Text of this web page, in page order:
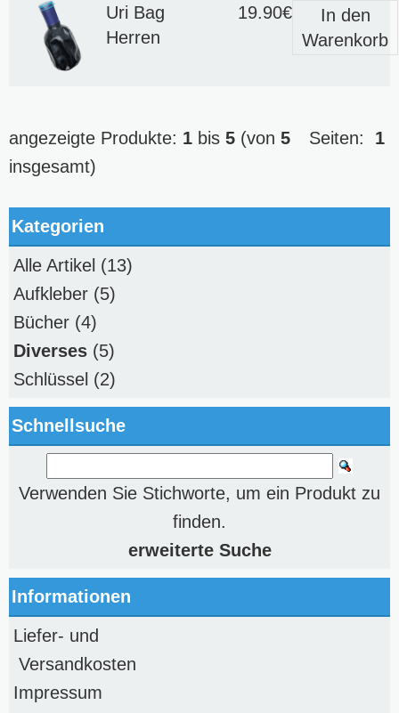
Uri Bag
Herren
19.90€
In den
Warenkorb
Seiten: 1
angezeigte Produkte: 1 bis 5 (von 5
insgesamt)
Kategorien
Alle Artikel (13)
Aufkleber (5)
Bücher (4)
Diverses (5)
Schlüssel (2)
Schnellsuche
Verwenden Sie Stichworte, um ein Produkt zu
finden.
erweiterte Suche
Informationen
Liefer- und
Versandkosten
Impressum